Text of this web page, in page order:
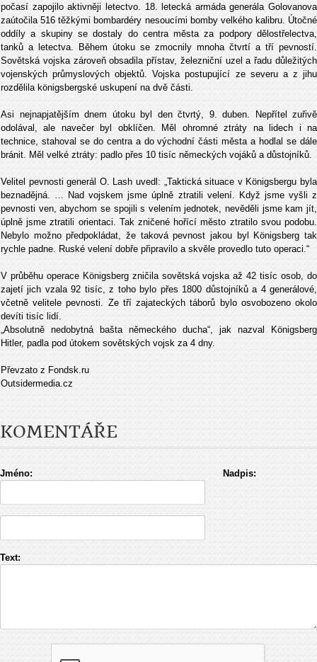
počasí zapojilo aktivněji letectvo. 18. letecká armáda generála Golovanova
zaútočila 516 těžkými bombardéry nesoucími bomby velkého kalibru. Útočné
oddíly a skupiny se dostaly do centra města za podpory dělostřelectva,
tanků a letectva. Během útoku se zmocnily mnoha čtvrtí a tří pevností.
Sovětská vojska zároveň obsadila přístav, železniční uzel a řadu důležitých
vojenských průmyslových objektů. Vojska postupující ze severu a z jihu
rozdělila königsbergské uskupení na dvě části.
Asi nejnapjatějším dnem útoku byl den čtvrtý, 9. duben. Nepřítel zuřivě
odolával, ale navečer byl obklíčen. Měl ohromné ztráty na lidech i na
technice, stahoval se do centra a do východní části města a hodlal se dále
bránit. Měl velké ztráty: padlo přes 10 tisíc německých vojáků a důstojníků.
Velitel pevnosti generál O. Lash uvedl: „Taktická situace v Königsbergu byla
beznadějná. … Nad vojskem jsme úplně ztratili velení. Když jsme vyšli z
pevnosti ven, abychom se spojili s velením jednotek, nevěděli jsme kam jít,
úplně jsme ztratili orientaci. Tak zničené hořící město ztratilo svou podobu.
Nebylo možno předpokládat, že taková pevnost jakou byl Königsberg tak
rychle padne. Ruské velení dobře připravilo a skvěle provedlo tuto operaci.“
V průběhu operace Königsberg zničila sovětská vojska až 42 tisíc osob, do
zajetí jich vzala 92 tisíc, z toho bylo přes 1800 důstojníků a 4 generálové,
včetně velitele pevnosti. Ze tří zajateckých táborů bylo osvobozeno okolo
devíti tisíc lidí.
„Absolutně nedobytná bašta německého ducha“, jak nazval Königsberg
Hitler, padla pod útokem sovětských vojsk za 4 dny.
Převzato z Fondsk.ru
Outsidermedia.cz
KOMENTÁŘE
Jméno: Nadpis:
Text: